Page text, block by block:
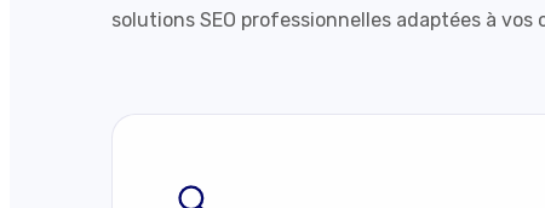
solutions SEO professionnelles adaptées à